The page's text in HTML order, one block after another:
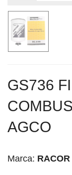
GS736
AGCO
Marca: